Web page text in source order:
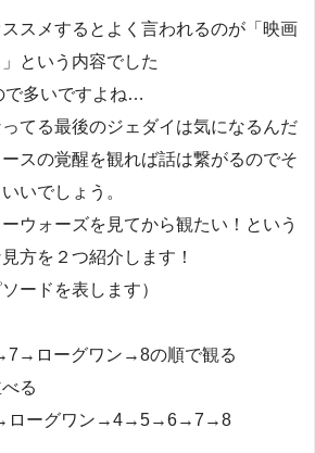
スメするとよく言われるのが「映画
という内容でした
で多いですよね…
てる最後のジェダイは気になるんだ
スの覚醒を観れば話は繋がるのでそ
いでしょう。
ウォーズを見てから観たい！という
方を２つ紹介します！
ードを表します）
ーグワン→8の順で観る
る
ーグワン→4→5→6→7→8